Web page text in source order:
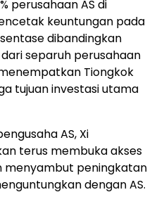
perusahaan AS di
keuntungan pada
dibandingkan
separuh perusahaan
Tiongkok
tujuan investasi utama
AS, Xi
terus membuka akses
menyambut peningkatan
dengan AS.